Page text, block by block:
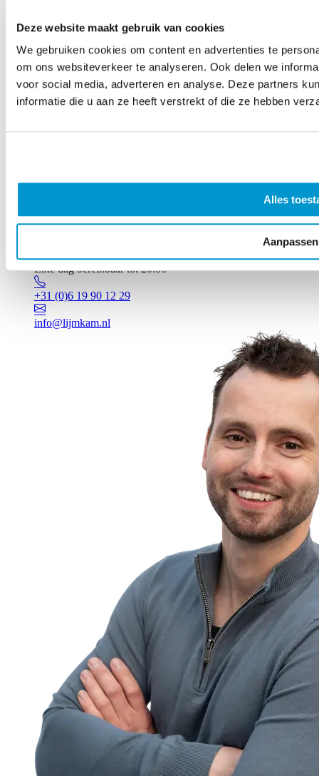
Deze website maakt gebruik van cookies
We gebruiken cookies om content en advertenties te
om ons websiteverkeer te analyseren. Ook delen we
voor social media, adverteren en analyse. Deze partners
informatie die u aan ze heeft verstrekt of die ze hebben
Alles
Aanpassen
Elke dag bereikbaar tot 20:00
+31 (0)6 19 90 12 29
info@lijmkam.nl